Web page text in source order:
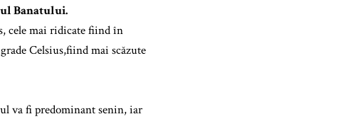
Banatului.
cele mai ridicate fiind în
Celsius,fiind mai scăzute
va fi predominant senin, iar